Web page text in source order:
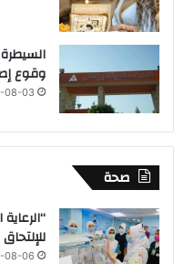
وقوع
08-03
صحة
08-06